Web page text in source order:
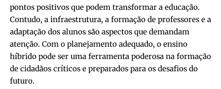
pontos positivos que podem transformar a educação.
Contudo, a infraestrutura, a formação de professores e a
adaptação dos alunos são aspectos que demandam
atenção. Com o planejamento adequado, o ensino
híbrido pode ser uma ferramenta poderosa na formação
de cidadãos críticos e preparados para os desafios do
futuro.